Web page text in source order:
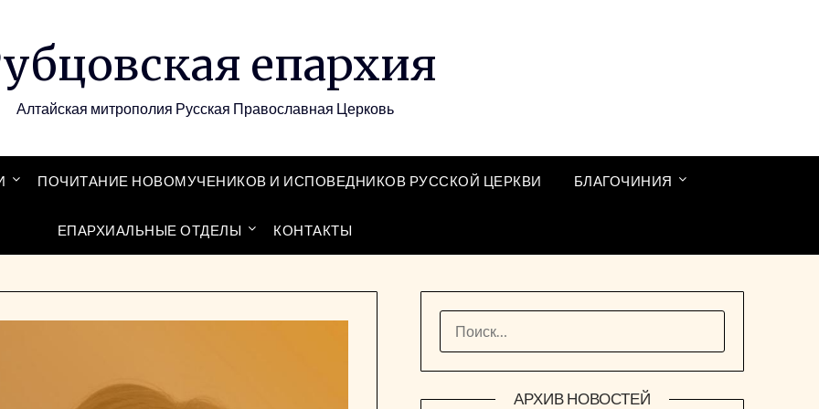
епархия
Алтайская митрополия Русская Православная Церковь
ПОЧИТАНИЕ НОВОМУЧЕНИКОВ И ИСПОВЕДНИКОВ РУССКОЙ ЦЕРКВИ БЛАГОЧИНИЯ
ЕПАРХИАЛЬНЫЕ ОТДЕЛЫ КОНТАКТЫ
АРХИВ НОВОСТЕЙ